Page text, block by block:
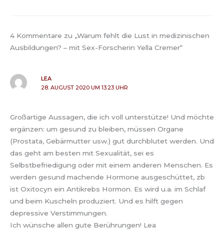
4 Kommentare zu „Warum fehlt die Lust in medizinischen
Ausbildungen? – mit Sex-Forscherin Yella Cremer“
LEA
28. AUGUST 2020 UM 13:23 UHR
Großartige Aussagen, die ich voll unterstütze! Und möchte
ergänzen: um gesund zu bleiben, müssen Organe
(Prostata, Gebärmutter usw.) gut durchblutet werden. Und
das geht am besten mit Sexualität, sei es
Selbstbefriedigung oder mit einem anderen Menschen. Es
werden gesund machende Hormone ausgeschüttet, zb
ist Oxitocyn ein Antikrebs Hormon. Es wird u.a. im Schlaf
und beim Kuscheln produziert. Und es hilft gegen
depressive Verstimmungen.
Ich wünsche allen gute Berührungen! Lea